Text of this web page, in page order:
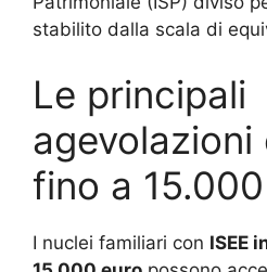
stabilito dalla scala di
Le principali
agevolazioni
fino a
I nuclei familiari con ISEE